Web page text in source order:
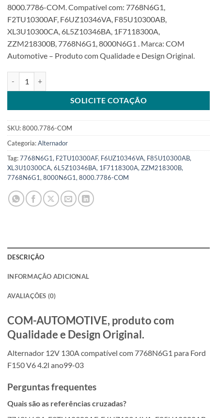
8000.7786-COM. Compatível com: 7768N6G1,
F2TU10300AF, F6UZ10346VA, F85U10300AB,
XL3U10300CA, 6L5Z10346BA, 1F7118300A,
ZZM218300B, 7768N6G1, 8000N6G1 . Marca: COM
Automotive – Produto com Qualidade e Design Original.
SOLICITE COTAÇÃO
SKU:8000.7786-COM
Categoria:Alternador
Tag:7768N6G1, F2TU10300AF, F6UZ10346VA, F85U10300AB,
XL3U10300CA, 6L5Z10346BA, 1F7118300A, ZZM218300B,
7768N6G1, 8000N6G1, 8000.7786-COM
DESCRIÇÃO
INFORMAÇÃO ADICIONAL
AVALIAÇÕES (0)
COM-AUTOMOTIVE, produto com
Qualidade e Design Original.
Alternador 12V 130A compatível com 7768N6G1 para Ford
F150 V6 4.2l ano99-03
Perguntas frequentes
Quais são as referências cruzadas?